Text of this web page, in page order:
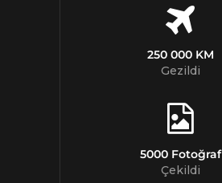
250 000 KM
Gezildi
5000 Fotoğraf
Çekildi